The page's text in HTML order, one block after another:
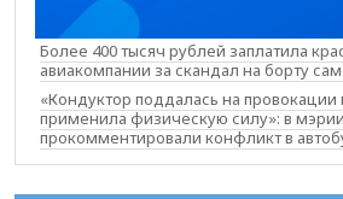
Более 400 тысяч рублей заплатила
авиакомпании за скандал на борту
«Кондуктор поддалась на провокации
применила физическую силу»: в
прокомментировали конфликт в